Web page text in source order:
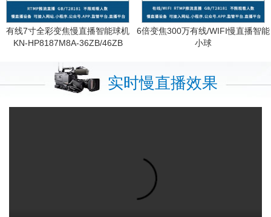
有线7寸全彩变焦慢直播智能球机
KN-HP8187M8A-36ZB/46ZB
6倍变焦300万有线/WIFI慢直播智能
小球
实时慢直播效果